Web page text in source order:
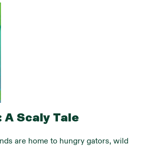
A Scaly Tale
are home to hungry gators, wild